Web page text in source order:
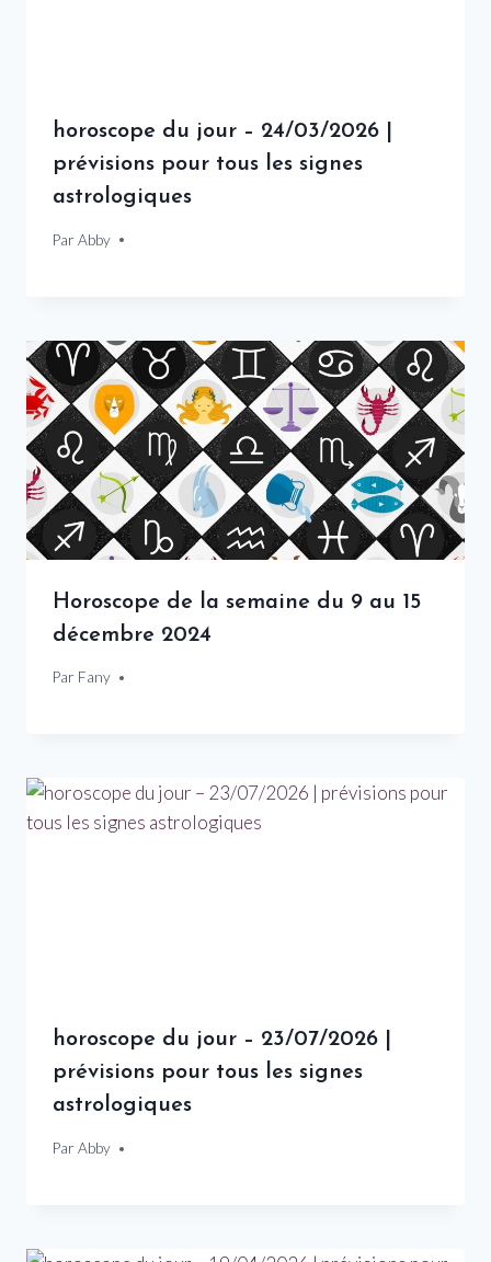
horoscope du jour – 24/03/2026 |
prévisions pour tous les signes
astrologiques
Par Abby
24 mars 2026
Horoscope de la semaine du 9 au 15
décembre 2024
Par Fany
6 décembre 2024
horoscope du jour – 23/07/2026 |
prévisions pour tous les signes
astrologiques
Par Abby
23 juillet 2026